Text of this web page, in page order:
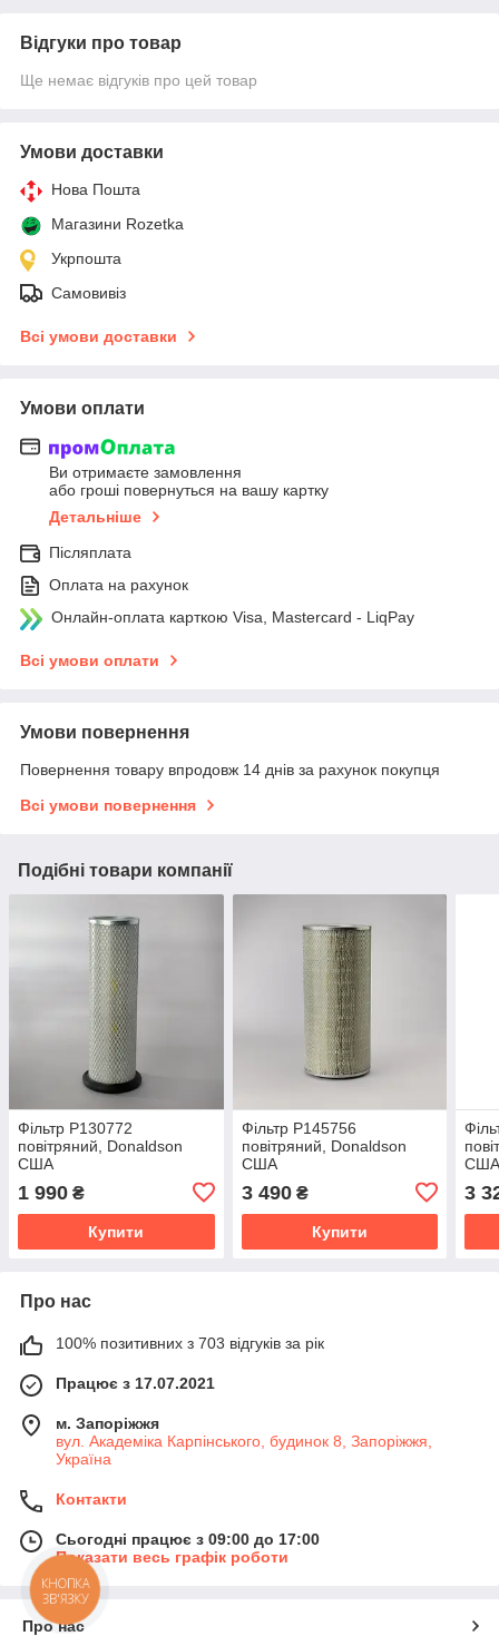
Відгуки про товар
Ще немає відгуків про цей товар
Умови доставки
Нова Пошта
Магазини Rozetka
Укрпошта
Самовивіз
Всі умови доставки
Умови оплати
Ви отримаєте замовлення
або гроші повернуться на вашу картку
Детальніше
Післяплата
Оплата на рахунок
Онлайн-оплата карткою Visa, Mastercard - LiqPay
Всі умови оплати
Умови повернення
Повернення товару впродовж 14 днів за рахунок покупця
Всі умови повернення
Подібні товари компанії
Фільтр P130772
повітряний, Donaldson
США
1 990 ₴
Купити
Фільтр P145756
повітряний, Donaldson
США
3 490₴
Купити
3
Про нас
100% позитивних з 703 відгуків за рік
Працює з 17.07.2021
м. Запоріжжя
вул. Академіка Карпінського, будинок 8, Запоріжжя,
Україна
Контакти
Сьогодні працює з 09:00 до 17:00
Показати весь графік роботи
Про нас
КНОПКА
ЗВ'ЯЗКУ